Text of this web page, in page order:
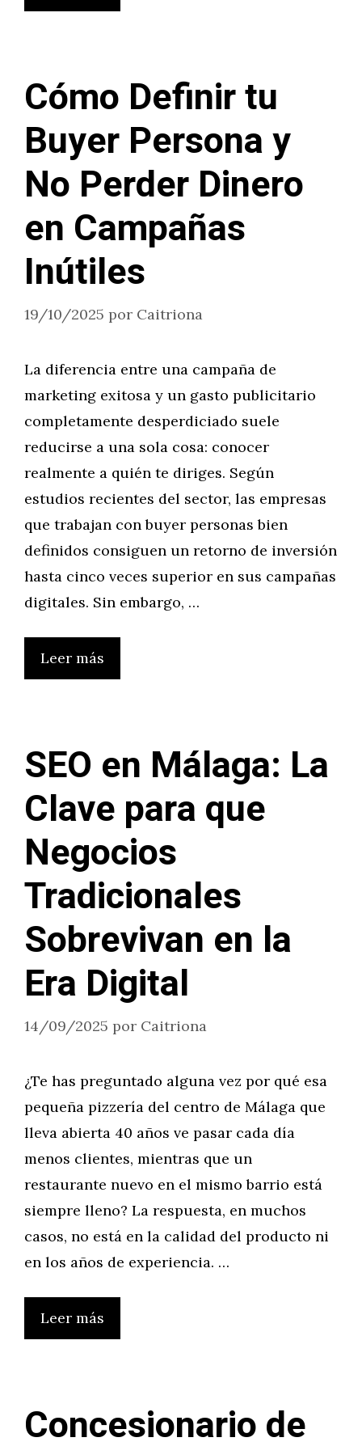
Cómo Definir tu
Buyer Persona y
No Perder Dinero
en Campañas
Inútiles
19/10/2025 por Caitriona
La diferencia entre una campaña de
marketing exitosa y un gasto publicitario
completamente desperdiciado suele
reducirse a una sola cosa: conocer
realmente a quién te diriges. Según
estudios recientes del sector, las empresas
que trabajan con buyer personas bien
definidos consiguen un retorno de inversión
hasta cinco veces superior en sus campañas
digitales. Sin embargo, …
Leer más
SEO en Málaga: La
Clave para que
Negocios
Tradicionales
Sobrevivan en la
Era Digital
14/09/2025 por Caitriona
¿Te has preguntado alguna vez por qué esa
pequeña pizzería del centro de Málaga que
lleva abierta 40 años ve pasar cada día
menos clientes, mientras que un
restaurante nuevo en el mismo barrio está
siempre lleno? La respuesta, en muchos
casos, no está en la calidad del producto ni
en los años de experiencia. …
Leer más
Concesionario de